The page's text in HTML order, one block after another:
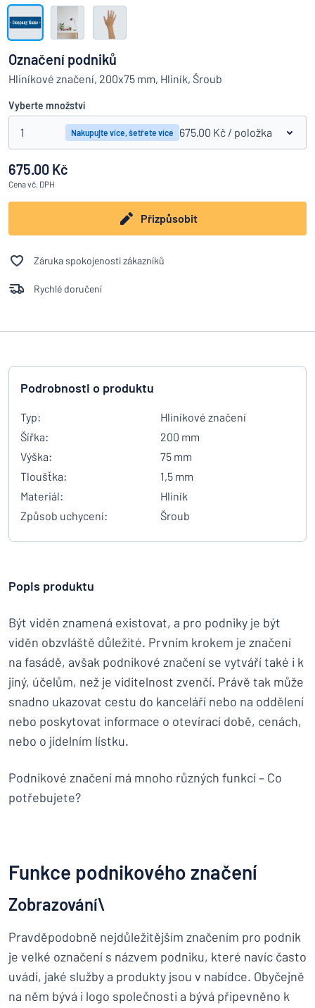
Nenacházíte, co hledáte? Začněte navrhovat
Zobrazit všechny kategorie
Vyžádat
nabídku
Přihlášení
Služby
zákazníkům
Jednotlivec / Podnik
Označení podniků
Hliníkové značení, 200x75 mm, Hliník, Šroub
Vyberte množství
1 Nakupujte více, šetřete více 675.00 Kč / položka
675.00 Kč
Cenavč. DPH
Přizpůsobit
Záruka spokojenosti zákazníků
Rychlé doručení
Podrobnosti o produktu
Typ:
Hliníkové značení
Šířka:
200 mm
Výška:
75 mm
Tloušťka:
1,5 mm
Materiál:
Hliník
Způsob uchycení:
Šroub
Popis produktu
Být viděn znamená existovat, a pro podniky je být
viděn obzvláště důležité. Prvním krokem je značení
na fasádě, avšak podnikové značení se vytváří také i k
jiný, účelům, než je viditelnost zvenčí. Právě tak může
snadno ukazovat cestu do kanceláří nebo na oddělení
nebo poskytovat informace o otevírací době, cenách,
nebo o jídelním lístku.
Podnikové značení má mnoho různých funkcí – Co
potřebujete?
Funkce podnikového značení
Zobrazování\
Pravděpodobně nejdůležitějším značením pro podnik
je velké označení s názvem podniku, které navíc často
uvádí, jaké služby a produkty jsou v nabídce. Obyčejně
na něm bývá i logo společnosti a bývá připevněno k